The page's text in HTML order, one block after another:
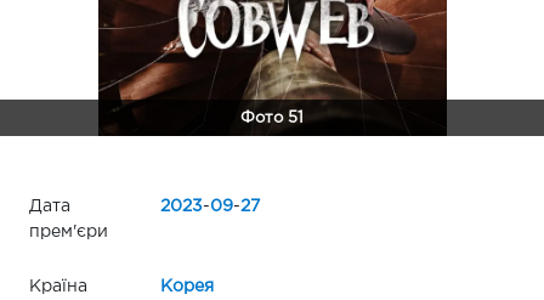
Фото 51
Дата
прем'єри
2023-09-27
Країна Корея